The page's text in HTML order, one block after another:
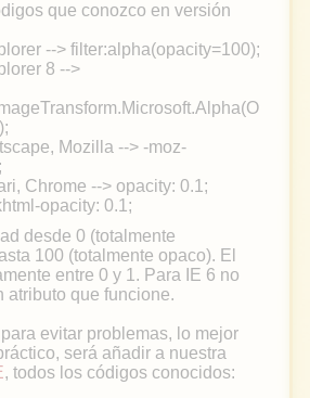
que conozco en versión
--> filter:alpha(opacity=100);
8 -->
Mozilla --> -moz-
Chrome --> opacity: 0.1;
opacity: 0.1;
desde 0 (totalmente
100 (totalmente opaco). El
entre 0 y 1. Para IE 6 no
atributo que funcione.
evitar problemas, lo mejor
será añadir a nuestra
, todos los códigos conocidos: